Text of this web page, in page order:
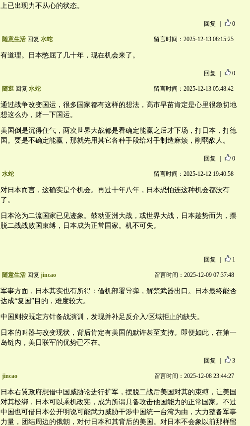
上已出现力不从心的状态。
回复 0
随意生活回复 水蛇 留言时间：2025-12-13 08:15:25
有道理。日本憋屈了几十年，现在机会来了。
回复 0
随逛回复 水蛇 留言时间：2025-12-13 05:48:42
通过战争改变国运，很多国家都有这样的想法，高市早苗肯定是心里很急切地
想这么办，赌一下国运。
美国倒是沉得住气，两次世界大战都是看确定能赢之后才下场，打日本，打德
国。要是不确定能赢，那就先用其它各种手段给对手制造麻烦，削弱敌人。
回复 0
水蛇 留言时间：2025-12-12 19:40:58
对日本而言，这确实是个机会。再过十年八年，日本恐怕连这种机会都没有
了。
日本沦为二流国家已见迹象。鼓动亚洲大战，或世界大战，日本趁势而为，摆
脱二战战败国束缚，日本成为正常国家。机不可失。
回复 1
随意生活回复 jincao 留言时间：2025-12-09 07:37:48
军事方面，日本其实也有所得：借机部署导弹，解禁武器出口。日本最终能否
达成“复国”目的，难度较大。
中国则按既定方针备战演训，发现并补足反介入/区域拒止的缺失。
日本的叫嚣与改变现状，背后肯定有美国的默许甚至支持。即便如此，在第一
岛链内，美日联军的优势已不在。
回复 3
jincao 留言时间：2025-12-08 23:44:27
日本右翼政府想借中国威胁论进行扩军，摆脱二战后美国对其的束缚，让美国
对其松绑，日本可以乘机改宪，成为所谓具备攻击他国能力的正常国家。不过
中国也可借日本公开明说可能武力威胁干涉中国统一台湾为由，大力整备军事
力量，团结周边的俄朝，对付日本和其背后的美国。对日本不会象以前那样留